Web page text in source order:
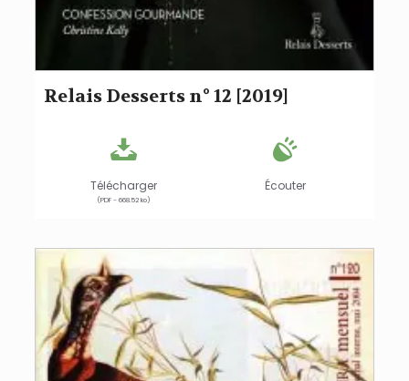
Relais Desserts n° 12 [2019]
Télécharger
(PDF - 668.52 ko)
Écouter